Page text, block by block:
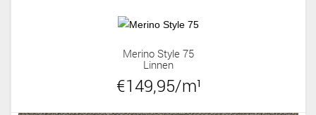
Merino Style 75
Linnen
€149,95/m¹